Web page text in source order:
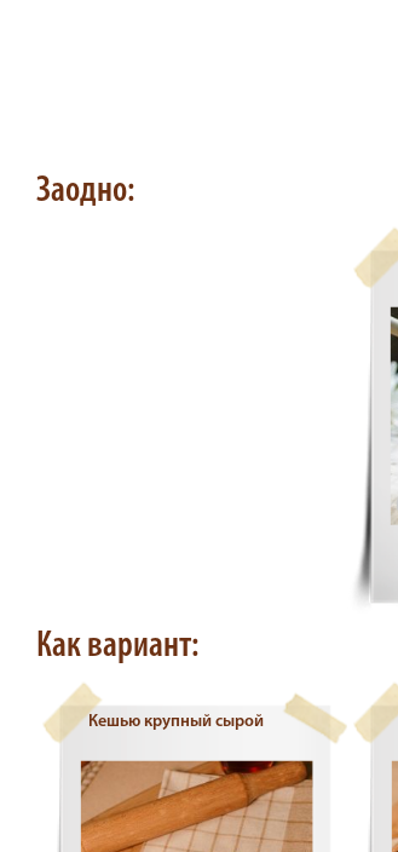
Заодно:
Как вариант:
Кешью крупный сырой